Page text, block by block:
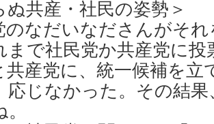
ぬ共産・社民の姿勢＞
なだいなださんがそれ
まで社民党か共産党に
共産党に、統一候補を立
応じなかった。その結